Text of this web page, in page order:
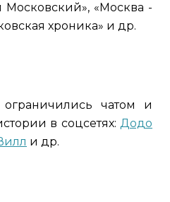
Московский», «Москва -
хроника» и др.
чатом и
в соцсетях: Додо
и др.